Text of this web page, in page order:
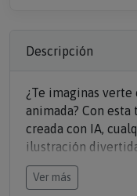
Descripción
¿Te imaginas
animada? Con
creada con IA,
ilustración
elijas. Solo tienes
que más te guste.
Ver más